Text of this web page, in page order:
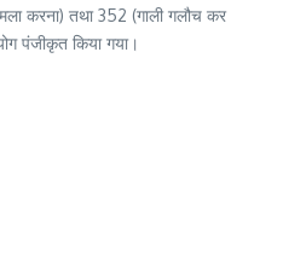
करना) तथा 352 (गाली गलौच कर
पंजीकृत किया गया।